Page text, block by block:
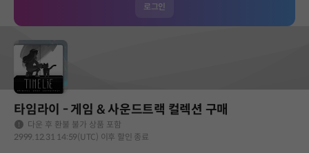
로그인
타임라이 - 게임 & 사운드트랙 컬렉션 구매
다운 후 환불 불가 상품 포함
2999.12.31 14:59(UTC) 이후 할인 종료